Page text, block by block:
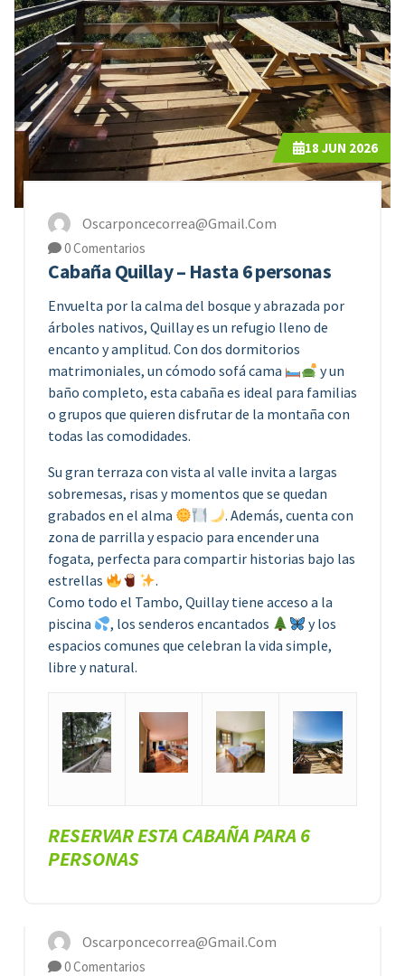
18 JUN 2026
Oscarponcecorrea@gmail.com
0 Comentarios
Cabaña Quillay – Hasta 6 personas
Envuelta por la calma del bosque y abrazada por
árboles nativos, Quillay es un refugio lleno de
encanto y amplitud. Con dos dormitorios
matrimoniales, un cómodo sofá cama
y un
baño completo, esta cabaña es ideal para familias
o grupos que quieren disfrutar de la montaña con
todas las comodidades.
Su gran terraza con vista al valle invita a largas
sobremesas, risas y momentos que se quedan
grabados en el alma
. Además, cuenta con
zona de parrilla y espacio para encender una
fogata, perfecta para compartir historias bajo las
estrellas
.
Como todo el Tambo, Quillay tiene acceso a la
piscina
, los senderos encantados
y los
espacios comunes que celebran la vida simple,
libre y natural.
RESERVAR ESTA CABAÑA PARA 6
PERSONAS
Oscarponcecorrea@gmail.com
0 Comentarios